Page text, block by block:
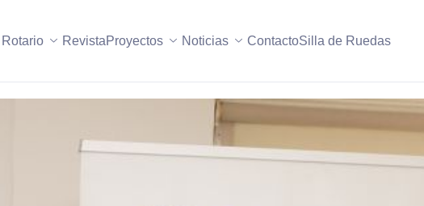
RevistaProyectos Noticias ContactoSilla de Ruedas